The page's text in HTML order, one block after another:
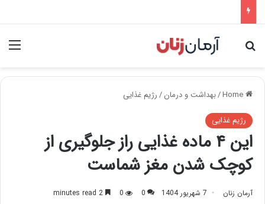
Search for
/بهداشت و درمان/رژیم غذایی
رژیم غذایی
این ۴ ماده غذایی راز جلوگیری از
کوچک شدن مغز شماست
آرمان زنان 7 شهریور 1404 0
0